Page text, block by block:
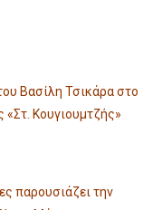
Βασίλη Τσικάρα στο
«Στ. Κουγιουμτζής»
παρουσιάζει την